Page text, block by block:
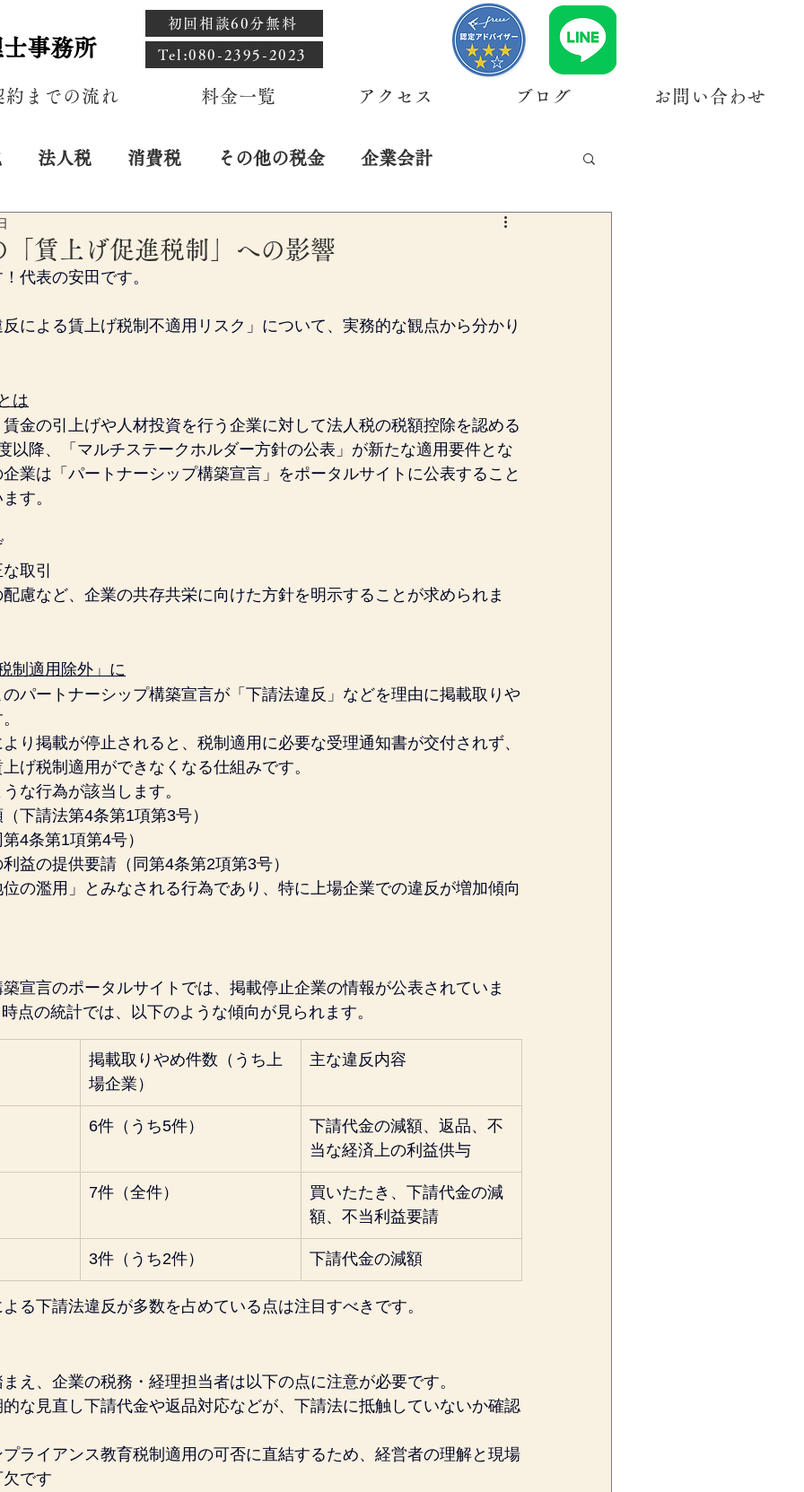
事務所
初回相談60分無料
​Tel:080-2395-2023
約までの流れ 料金一覧 アクセス ブログ お問い合わせ
法人税 消費税 その他の税金 企業会計
「賃上げ促進税制」への影響
代表の安田です。
による賃上げ税制不適用リスク」について、実務的な観点から分かり
は
金の引上げや人材投資を行う企業に対して法人税の税額控除を認める
以降、「マルチステークホルダー方針の公表」が新たな適用要件とな
業は「パートナーシップ構築宣言」をポータルサイトに公表すること
す。
取引
慮など、企業の共存共栄に向けた方針を明示することが求められま
制適用除外」に
パートナーシップ構築宣言が「下請法違反」などを理由に掲載取りや
り掲載が停止されると、税制適用に必要な受理通知書が交付されず、
げ税制適用ができなくなる仕組みです。
な行為が該当します。
下請法第4条第1項第3号）
4条第1項第4号）
益の提供要請（同第4条第2項第3号）
の濫用」とみなされる行為であり、特に上場企業での違反が増加傾向
宣言のポータルサイトでは、掲載停止企業の情報が公表されていま
点の統計では、以下のような傾向が見られます。
掲載取りやめ件数（うち上
場企業）
主な違反内容
6件（うち5件）
下請代金の減額、返品、不
当な経済上の利益供与
7件（全件）
買いたたき、下請代金の減
額、不当利益要請
3件（うち2件） 下請代金の減額
る下請法違反が多数を占めている点は注目すべきです。
え、企業の税務・経理担当者は以下の点に注意が必要です。
な見直し下請代金や返品対応などが、下請法に抵触していないか確認
ライアンス教育税制適用の可否に直結するため、経営者の理解と現場
です